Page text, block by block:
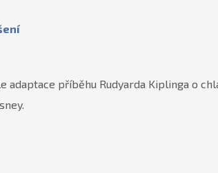
adaptace příběhu Rudyarda Kiplinga o